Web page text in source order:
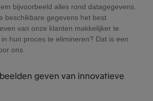
bijvoorbeeld alles rond datagegevens.
beschikbare gegevens het best
van onze klanten makkelijker te
hun proces te elimineren? Dat is een
ons.
geven van innovatieve